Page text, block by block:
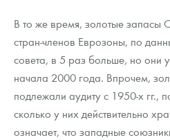
В то же время, золотые запасы
стран-членов Еврозоны, по
совета, в 5 раз больше, но они
начала 2000 года. Впрочем,
подлежали аудиту с 1950-х гг.,
сколько у них действительно
означает, что западные